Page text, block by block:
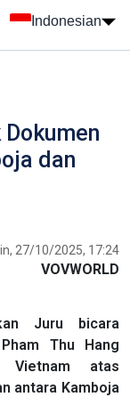
Indonesian
dan
27/10/2025, 17:24
VOVWORLD
Juru bicara
Thu Hang
Vietnam atas
antara Kamboja